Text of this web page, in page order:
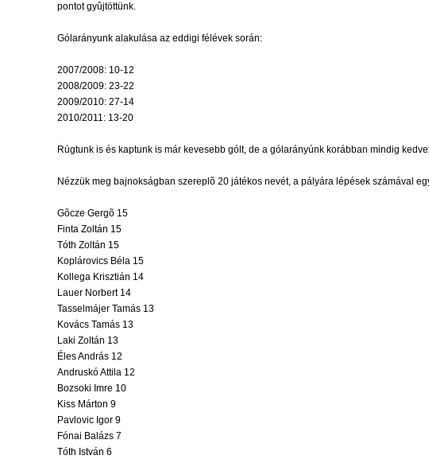
pontot gyûjtöttünk.
Gólarányunk alakulása az eddigi félévek során:
2007/2008: 10-12
2008/2009: 23-22
2009/2010: 27-14
2010/2011: 13-20
Rúgtunk is és kaptunk is már kevesebb gólt, de a gólarányúnk korábban mindig
Nézzük meg bajnokságban szereplõ 20 játékos nevét, a pályára lépések számával
Gõcze Gergõ 15
Finta Zoltán 15
Tóth Zoltán 15
Koplárovics Béla 15
Kollega Krisztián 14
Lauer Norbert 14
Tasselmájer Tamás 13
Kovács Tamás 13
Laki Zoltán 13
Éles András 12
Andruskó Attila 12
Bozsoki Imre 10
Kiss Márton 9
Pavlovic Igor 9
Fónai Balázs 7
Tóth István 6